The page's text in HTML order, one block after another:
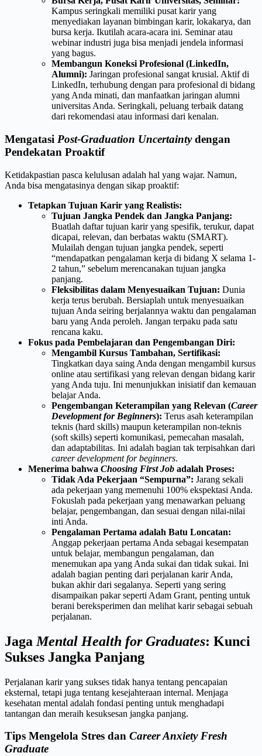
Kampus seringkali memiliki pusat karir yang
menyediakan layanan bimbingan karir, lokakarya, dan
bursa kerja. Ikutilah acara-acara ini. Seminar atau
webinar industri juga bisa menjadi jendela informasi
yang bagus.
Membangun Koneksi Profesional (LinkedIn,
Alumni): Jaringan profesional sangat krusial. Aktif di
LinkedIn, terhubung dengan para profesional di bidang
yang Anda minati, dan manfaatkan jaringan alumni
universitas Anda. Seringkali, peluang terbaik datang
dari rekomendasi atau informasi dari kenalan.
Mengatasi Post-Graduation Uncertaintydengan
Pendekatan Proaktif
Ketidakpastian pasca kelulusan adalah hal yang wajar. Namun,
Anda bisa mengatasinya dengan sikap proaktif:
Tetapkan Tujuan Karir yang Realistis:
Tujuan Jangka Pendek dan Jangka Panjang:
Buatlah daftar tujuan karir yang spesifik, terukur, dapat
dicapai, relevan, dan berbatas waktu (SMART).
Mulailah dengan tujuan jangka pendek, seperti
“mendapatkan pengalaman kerja di bidang X selama 1-
2 tahun,” sebelum merencanakan tujuan jangka
panjang.
Fleksibilitas dalam Menyesuaikan Tujuan: Dunia
kerja terus berubah. Bersiaplah untuk menyesuaikan
tujuan Anda seiring berjalannya waktu dan pengalaman
baru yang Anda peroleh. Jangan terpaku pada satu
rencana kaku.
Fokus pada Pembelajaran dan Pengembangan Diri:
Mengambil Kursus Tambahan, Sertifikasi:
Tingkatkan daya saing Anda dengan mengambil kursus
online atau sertifikasi yang relevan dengan bidang karir
yang Anda tuju. Ini menunjukkan inisiatif dan kemauan
belajar Anda.
Pengembangan Keterampilan yang Relevan (Career
Development for Beginners): Terus asah keterampilan
teknis (hard skills) maupun keterampilan non-teknis
(soft skills) seperti komunikasi, pemecahan masalah,
dan adaptabilitas. Ini adalah bagian tak terpisahkan dari
career development for beginners.
Menerima bahwa Choosing First Job adalah Proses:
Tidak Ada Pekerjaan “Sempurna”: Jarang sekali
ada pekerjaan yang memenuhi 100% ekspektasi Anda.
Fokuslah pada pekerjaan yang menawarkan peluang
belajar, pengembangan, dan sesuai dengan nilai-nilai
inti Anda.
Pengalaman Pertama adalah Batu Loncatan:
Anggap pekerjaan pertama Anda sebagai kesempatan
untuk belajar, membangun pengalaman, dan
menemukan apa yang Anda sukai dan tidak sukai. Ini
adalah bagian penting dari perjalanan karir Anda,
bukan akhir dari segalanya. Seperti yang sering
disampaikan pakar seperti Adam Grant, penting untuk
berani bereksperimen dan melihat karir sebagai sebuah
perjalanan.
Jaga Mental Health for Graduates: Kunci
Sukses Jangka Panjang
Perjalanan karir yang sukses tidak hanya tentang pencapaian
eksternal, tetapi juga tentang kesejahteraan internal. Menjaga
kesehatan mental adalah fondasi penting untuk menghadapi
tantangan dan meraih kesuksesan jangka panjang.
Tips Mengelola Stres dan Career Anxiety Fresh
Graduate